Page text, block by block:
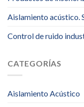
Aislamiento acústico.
Control de ruido
CATEGORÍAS
Aislamiento Acústico